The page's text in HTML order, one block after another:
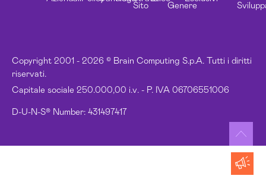
Copyright 2001 - 2026 © Brain Computing S.p.A. Tutti i diritti
riservati.
Capitale sociale 250.000,00 i.v. - P. IVA 06706551006
D-U-N-S® Number: 431497417
Sito
Genere